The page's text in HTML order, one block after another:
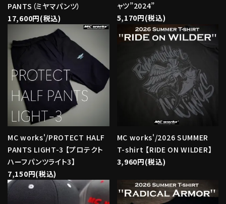
PANTS（ミヤマパンツ）
17,600円(税込)
ャツ”2024”
5,170円(税込)
MC works'/PROTECT HALF
PANTS LIGHT-3 【プロテクト
ハーフパンツライト3】
7,150円(税込)
MC works'/2026 SUMMER
T-shirt 【RIDE ON WILDER】
3,960円(税込)